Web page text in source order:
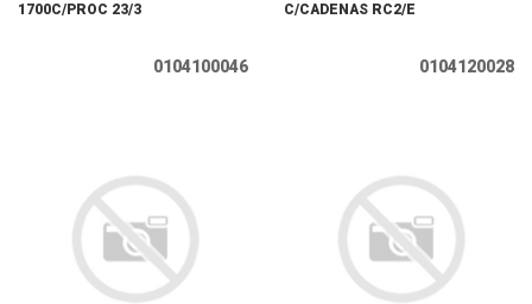
1700C/PROC 23/3
0104100046
C/CADENAS RC2/E
0104120028